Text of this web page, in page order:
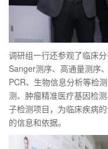
调研组一行还参观了临床
Sanger测序、高通量测序
PCR、生物信息分析等检
测、肿瘤精准医疗基因检
子检测项目，为临床疾病
的信息和依据。